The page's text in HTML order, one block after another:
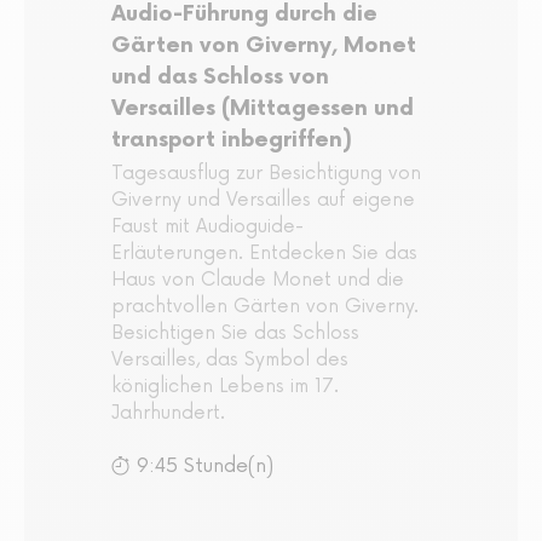
Audio-Führung durch die
Gärten von Giverny, Monet
und das Schloss von
Versailles (Mittagessen und
transport inbegriffen)
Tagesausflug zur Besichtigung von
Giverny und Versailles auf eigene
Faust mit Audioguide-
Erläuterungen. Entdecken Sie das
Haus von Claude Monet und die
prachtvollen Gärten von Giverny.
Besichtigen Sie das Schloss
Versailles, das Symbol des
königlichen Lebens im 17.
Jahrhundert.
9:45 Stunde(n)